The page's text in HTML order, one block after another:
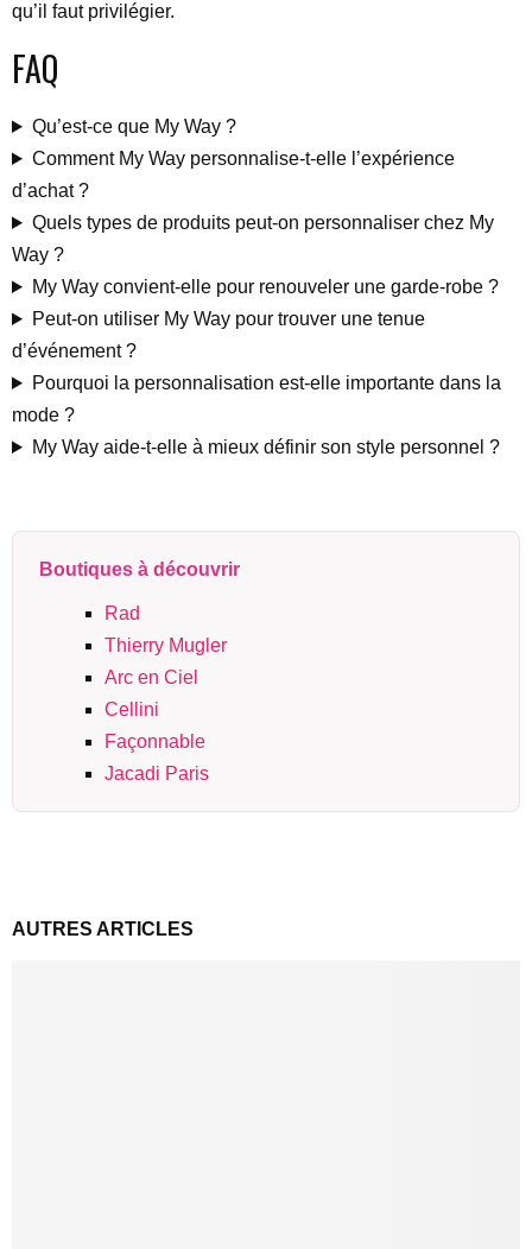
qu’il faut privilégier.
FAQ
Qu’est-ce que My Way ?
Comment My Way personnalise-t-elle l’expérience
d’achat ?
Quels types de produits peut-on personnaliser chez My
Way ?
My Way convient-elle pour renouveler une garde-robe ?
Peut-on utiliser My Way pour trouver une tenue
d’événement ?
Pourquoi la personnalisation est-elle importante dans la
mode ?
My Way aide-t-elle à mieux définir son style personnel ?
Boutiques à découvrir
Rad
Thierry Mugler
Arc en Ciel
Cellini
Façonnable
Jacadi Paris
AUTRES ARTICLES